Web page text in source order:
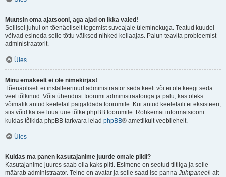
Muutsin oma ajatsooni, aga ajad on ikka valed!
Sellisel juhul on tõenäoliselt tegemist suveajale üleminekuga. Teatud kuudel
võivad esineda selle tõttu väiksed nihked kellaajas. Palun teavita probleemist
administraatorit.
Üles
Minu emakeelt ei ole nimekirjas!
Tõenäoliselt ei installeerinud administraator seda keelt või ei ole keegi seda
veel tõlkinud. Võta ühendust foorumi administraatoriga ja palu, kas oleks
võimalik antud keelefail paigaldada foorumile. Kui antud keelefaili ei eksisteeri,
siis võid ka ise luua uue tõlke phpBB foorumile. Rohkemat informatsiooni
kuidas tõlkida phpBB tarkvara leiad phpBB® ametlikult veebilehelt.
Üles
Kuidas ma panen kasutajanime juurde omale pildi?
Kasutajanime juures saab olla kaks pilti. Esimene on seotud tiitliga ja selle
määrab administraator. Teine on avatar ja selle saad ise panna Juhtpaneeli alt